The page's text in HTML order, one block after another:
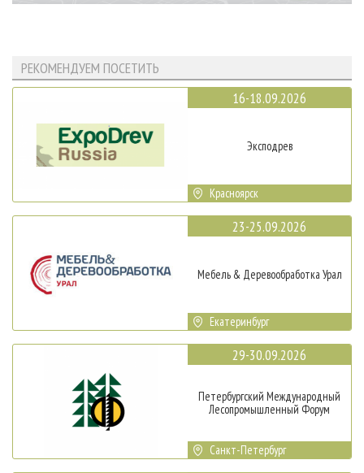
РЕКОМЕНДУЕМ ПОСЕТИТЬ
16-18.09.2026
Эксподрев
Красноярск
23-25.09.2026
Мебель & Деревообработка Урал
Екатеринбург
29-30.09.2026
Петербургский Международный
Лесопромышленный Форум
Санкт-Петербург